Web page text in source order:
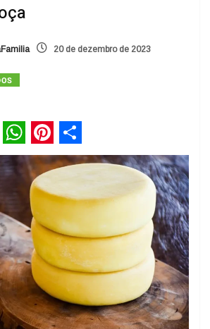
20 de dezembro de 2023
WhatsApp
Pinterest
Share